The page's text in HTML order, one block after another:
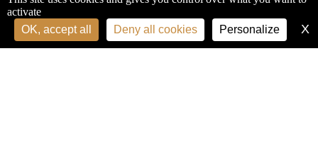
activate
OK, accept all
Deny all cookies Personalize X